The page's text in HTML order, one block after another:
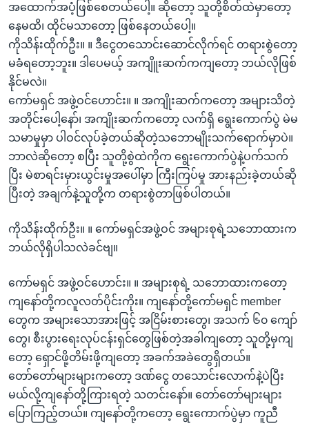
အထောက်အပံ့ဖြစ်စေတယ်ပေါ့။ ဆိုတော့ သူတို့စိတ်ထဲမှာတော့
နေမထိ၊ ထိုင်မသာတော့ ဖြစ်နေတယ်ပေါ့။
ကိုသိန်းထိုက်ဦး။ ။ ဒီငွေတသောင်းဆောင်လိုက်ရင် တရားစွဲတော့
မခံရတော့ဘူး။ ဒါပေမယ့် အကျိူးဆက်ကကျတော့ ဘယ်လိုဖြစ်
နိုင်မလဲ။
ကော်မရှင် အဖွဲ့ဝင်ဟောင်း။ ။ အကျိုးဆက်ကတော့ အများသိတဲ့
အတိုင်းပေါ့နော်၊ အကျိုးဆက်ကတော့ လက်ရှိ ရွေးကောက်ပွဲ မဲမ
သမာမှုမှာ ပါဝင်လုပ်ခဲ့တယ်ဆိုတဲ့သဘောမျိုးသက်ရောက်မှာပဲ။
ဘာလဲဆိုတော့ စပြီး သူတို့စွဲထဲကိုက ရွေးကောက်ပွဲနဲ့ပက်သက်
ပြီး မဲစာရင်းမှားယွင်းမှုအပေါ်မှာ ကြီးကြပ်မှု အားနည်းခဲ့တယ်ဆို
ပြီးတဲ့ အချက်နဲ့သူတို့က တရားစွဲတာဖြစ်ပါတယ်။
ကိုသိန်းထိုက်ဦး။ ။ ကော်မရှင်အဖွဲ့ဝင် အများစုရဲ့သဘောထားက
ဘယ်လိုရှိပါသလဲခင်ဗျ။
ကော်မရှင် အဖွဲ့ဝင်ဟောင်း။ ။ အများစုရဲ့ သဘောထားကတော့
ကျနော်တို့ကလူလတ်ပိုင်းကိုး။ ကျနော်တို့ကော်မရှင် member
တွေက အများသောအားဖြင့် အငြိမ်းစားတွေ၊ အသက် ၆၀ ကျော်
တွေ၊ စီးပွားရေးလုပ်ငန်းရှင်တွေဖြစ်တဲ့အခါကျတော့ သူတို့မှကျ
တော့ ရှောင်ဖို့တိမ်းဖို့ကျတော့ အခက်အခဲတွေရှိတယ်။
တော်တော်များများကတော့ ဒဏ်ငွေ တသောင်းလောက်နဲ့ပဲပြီး
မယ်လို့ကျနော်တို့ကြားရတဲ့ သတင်းနော်။ တော်တော်များများ
ပြောကြည့်တယ်။ ကျနော်တို့ကတော့ ရွေးကောက်ပွဲမှာ ကူညီ